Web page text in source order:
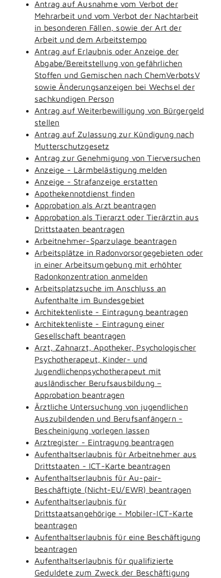
Antrag auf Ausnahme vom Verbot der
Mehrarbeit und vom Verbot der Nachtarbeit
in besonderen Fällen, sowie der Art der
Arbeit und dem Arbeitstempo
Antrag auf Erlaubnis oder Anzeige der
Abgabe/Bereitstellung von gefährlichen
Stoffen und Gemischen nach ChemVerbotsV
sowie Änderungsanzeigen bei Wechsel der
sachkundigen Person
Antrag auf Weiterbewilligung von Bürgergeld
stellen
Antrag auf Zulassung zur Kündigung nach
Mutterschutzgesetz
Antrag zur Genehmigung von Tierversuchen
Anzeige - Lärmbelästigung melden
Anzeige - Strafanzeige erstatten
Apothekennotdienst finden
Approbation als Arzt beantragen
Approbation als Tierarzt oder Tierärztin aus
Drittstaaten beantragen
Arbeitnehmer-Sparzulage beantragen
Arbeitsplätze in Radonvorsorgegebieten oder
in einer Arbeitsumgebung mit erhöhter
Radonkonzentration anmelden
Arbeitsplatzsuche im Anschluss an
Aufenthalte im Bundesgebiet
Architektenliste - Eintragung beantragen
Architektenliste - Eintragung einer
Gesellschaft beantragen
Arzt, Zahnarzt, Apotheker, Psychologischer
Psychotherapeut, Kinder- und
Jugendlichenpsychotherapeut mit
ausländischer Berufsausbildung –
Approbation beantragen
Ärztliche Untersuchung von jugendlichen
Auszubildenden und Berufsanfängern -
Bescheinigung vorlegen lassen
Arztregister - Eintragung beantragen
Aufenthaltserlaubnis für Arbeitnehmer aus
Drittstaaten - ICT-Karte beantragen
Aufenthaltserlaubnis für Au-pair-
Beschäftigte (Nicht-EU/EWR) beantragen
Aufenthaltserlaubnis für
Drittstaatsangehörige - Mobiler-ICT-Karte
beantragen
Aufenthaltserlaubnis für eine Beschäftigung
beantragen
Aufenthaltserlaubnis für qualifizierte
Geduldete zum Zweck der Beschäftigung